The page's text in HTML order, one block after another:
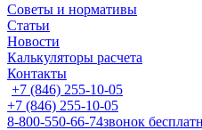
Советы и нормативы
Статьи
Новости
Калькуляторы расчета
Контакты
+7 (846) 255-10-05
+7 (846) 255-10-05
8-800-550-66-74звонок